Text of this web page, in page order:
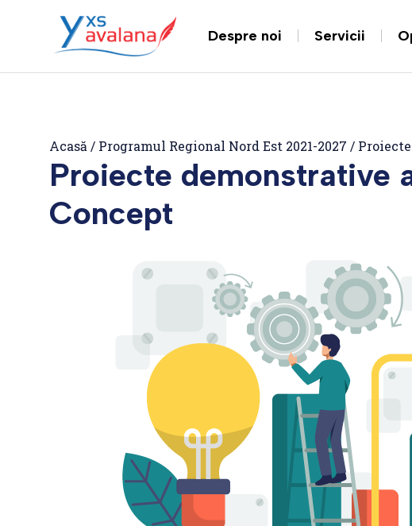
Despre noi Servicii
Acasă / Programul Regional Nord Est 2021-2027 /
Proiecte demonstrative
Concept